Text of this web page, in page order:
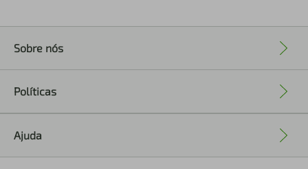
Sobre nós
Políticas
Ajuda